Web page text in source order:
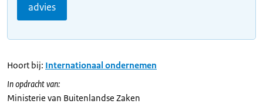
advies
Hoort bij: Internationaal ondernemen
In opdracht van:
Ministerie van Buitenlandse Zaken